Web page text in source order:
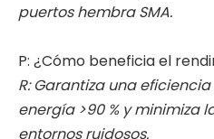
puertos hembra SMA.
P: ¿Cómo beneficia el
R: Garantiza una
energía >90 % y minimiza
entornos ruidosos.